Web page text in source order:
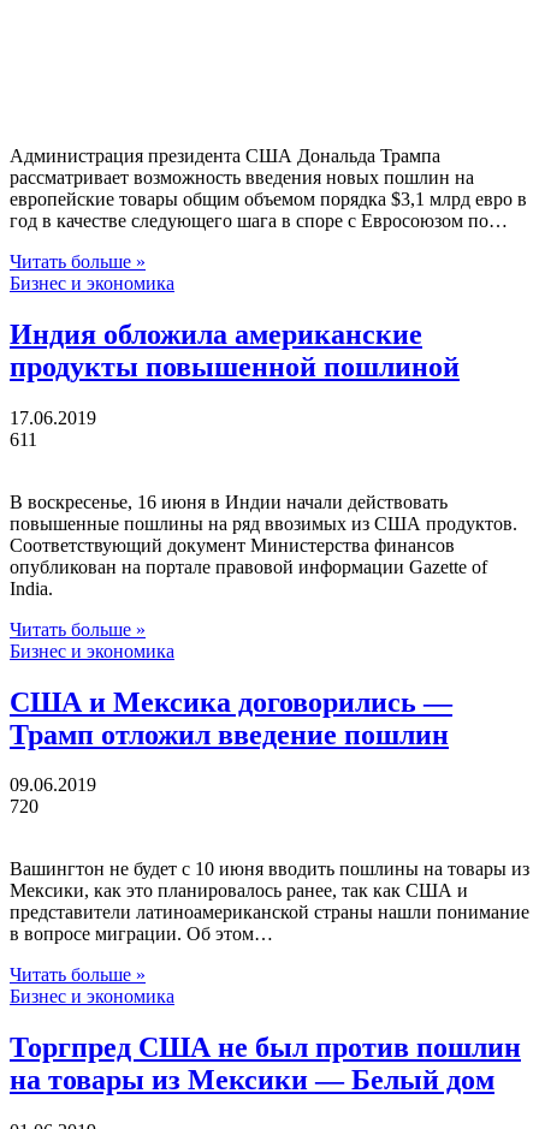
Администрация президента США Дональда Трампа
рассматривает возможность введения новых пошлин на
европейские товары общим объемом порядка $3,1 млрд евро в
год в качестве следующего шага в споре с Евросоюзом по…
Читать больше »
Бизнес и экономика
Индия обложила американские
продукты повышенной пошлиной
17.06.2019
611
В воскресенье, 16 июня в Индии начали действовать
повышенные пошлины на ряд ввозимых из США продуктов.
Соответствующий документ Министерства финансов
опубликован на портале правовой информации Gazette of
India.
Читать больше »
Бизнес и экономика
США и Мексика договорились —
Трамп отложил введение пошлин
09.06.2019
720
Вашингтон не будет с 10 июня вводить пошлины на товары из
Мексики, как это планировалось ранее, так как США и
представители латиноамериканской страны нашли понимание
в вопросе миграции. Об этом…
Читать больше »
Бизнес и экономика
Торгпред США не был против пошлин
на товары из Мексики — Белый дом